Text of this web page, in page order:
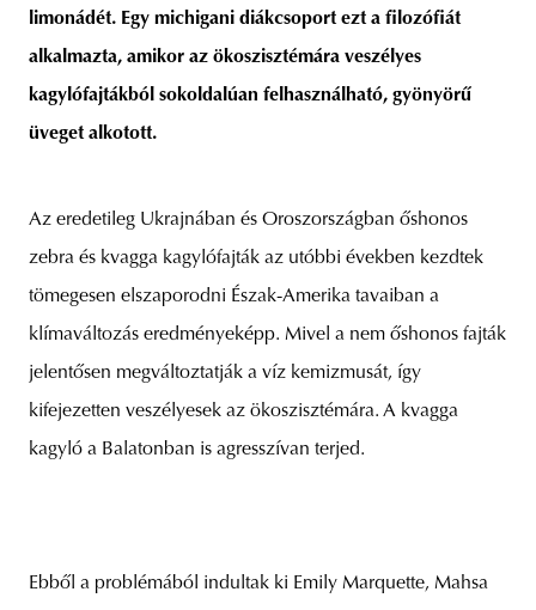
limonádét. Egy michigani diákcsoport ezt a filozófiát
alkalmazta, amikor az ökoszisztémára veszélyes
kagylófajtákból sokoldalúan felhasználható, gyönyörű
üveget alkotott.
Az eredetileg Ukrajnában és Oroszországban őshonos
zebra és kvagga kagylófajták az utóbbi években kezdtek
tömegesen elszaporodni Észak-Amerika tavaiban a
klímaváltozás eredményeképp. Mivel a nem őshonos fajták
jelentősen megváltoztatják a víz kemizmusát, így
kifejezetten veszélyesek az ökoszisztémára. A kvagga
kagyló a Balatonban is agresszívan terjed.
Ebből a problémából indultak ki Emily Marquette, Mahsa